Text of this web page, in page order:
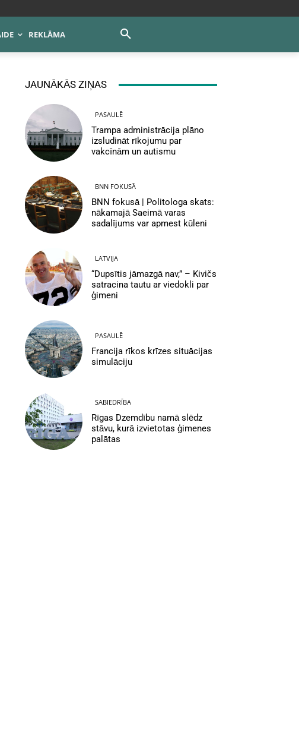
REKLĀMA
JAUNĀKĀS ZIŅAS
PASAULĒ
Trampa administrācija plāno
izsludināt rīkojumu par
vakcīnām un autismu
BNN FOKUSĀ
BNN fokusā | Politologa skats:
nākamajā Saeimā varas
sadalījums var apmest kūleni
LATVIJA
“Dupsītis jāmazgā nav,” – Kivičs
satracina tautu ar viedokli par
ģimeni
PASAULĒ
Francija rīkos krīzes situācijas
simulāciju
SABIEDRĪBA
Rīgas Dzemdību namā slēdz
stāvu, kurā izvietotas ģimenes
palātas